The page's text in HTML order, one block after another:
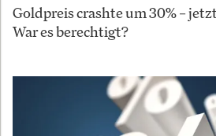
Goldpreis crashte um 30% –
War es berechtigt?